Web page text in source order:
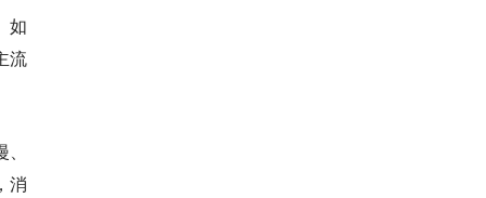
如
流
消